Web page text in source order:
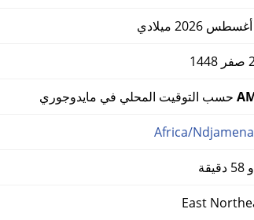
حسب التوقيت المحلي في مايدوجوري
Africa/Ndjamena